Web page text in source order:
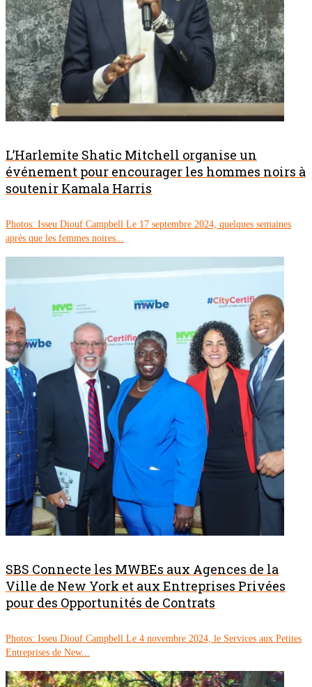
L’Harlemite Shatic Mitchell organise un
événement pour encourager les hommes noirs à
soutenir Kamala Harris
Photos: Isseu Diouf Campbell Le 17 septembre 2024, quelques semaines
après que les femmes noires...
SBS Connecte les MWBEs aux Agences de la
Ville de New York et aux Entreprises Privées
pour des Opportunités de Contrats
Photos: Isseu Diouf Campbell Le 4 novembre 2024, le Services aux Petites
Entreprises de New...